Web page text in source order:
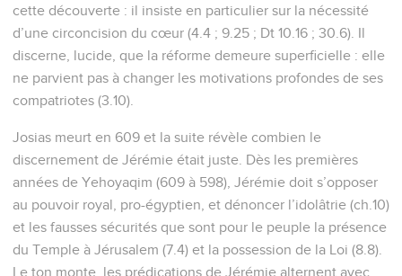
cette découverte : il insiste en particulier sur la nécessité
d’une circoncision du cœur (4.4 ; 9.25 ; Dt 10.16 ; 30.6). Il
discerne, lucide, que la réforme demeure superficielle : elle
ne parvient pas à changer les motivations profondes de ses
compatriotes (3.10).
Josias meurt en 609 et la suite révèle combien le
discernement de Jérémie était juste. Dès les premières
années de Yehoyaqim (609 à 598), Jérémie doit s’opposer
au pouvoir royal, pro-égyptien, et dénoncer l’idolâtrie (ch.10)
et les fausses sécurités que sont pour le peuple la présence
du Temple à Jérusalem (7.4) et la possession de la Loi (8.8).
Le ton monte, les prédications de Jérémie alternent avec